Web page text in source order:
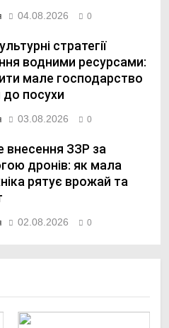
04.08.2026 0
стратегії
водними ресурсами:
мале господарство
до посухи
03.08.2026 0
внесення ЗЗР за
дронів: як мала
рятує врожай та
02.08.2026 0